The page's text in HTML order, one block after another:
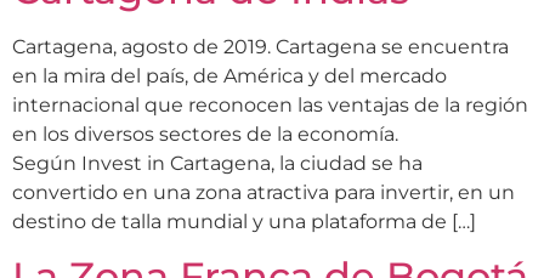
Cartagena, agosto de 2019. Cartagena se encuentra
en la mira del país, de América y del mercado
internacional que reconocen las ventajas de la región
en los diversos sectores de la economía.
Según Invest in Cartagena, la ciudad se ha
convertido en una zona atractiva para invertir, en un
destino de talla mundial y una plataforma de […]